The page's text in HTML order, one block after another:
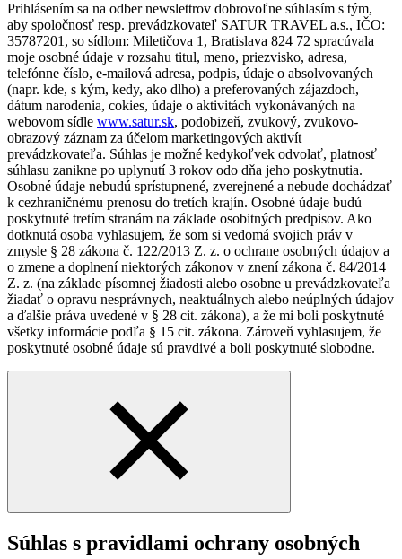
Prihlásením sa na odber newslettrov dobrovoľne súhlasím s tým,
aby spoločnosť resp. prevádzkovateľ SATUR TRAVEL a.s., IČO:
35787201, so sídlom: Miletičova 1, Bratislava 824 72 spracúvala
moje osobné údaje v rozsahu titul, meno, priezvisko, adresa,
telefónne číslo, e-mailová adresa, podpis, údaje o absolvovaných
(napr. kde, s kým, kedy, ako dlho) a preferovaných zájazdoch,
dátum narodenia, cokies, údaje o aktivitách vykonávaných na
webovom sídle www.satur.sk, podobizeň, zvukový, zvukovo-
obrazový záznam za účelom marketingových aktivít
prevádzkovateľa. Súhlas je možné kedykoľvek odvolať, platnosť
súhlasu zanikne po uplynutí 3 rokov odo dňa jeho poskytnutia.
Osobné údaje nebudú sprístupnené, zverejnené a nebude dochádzať
k cezhraničnému prenosu do tretích krajín. Osobné údaje budú
poskytnuté tretím stranám na základe osobitných predpisov. Ako
dotknutá osoba vyhlasujem, že som si vedomá svojich práv v
zmysle § 28 zákona č. 122/2013 Z. z. o ochrane osobných údajov a
o zmene a doplnení niektorých zákonov v znení zákona č. 84/2014
Z. z. (na základe písomnej žiadosti alebo osobne u prevádzkovateľa
žiadať o opravu nesprávnych, neaktuálnych alebo neúplných údajov
a ďalšie práva uvedené v § 28 cit. zákona), a že mi boli poskytnuté
všetky informácie podľa § 15 cit. zákona. Zároveň vyhlasujem, že
poskytnuté osobné údaje sú pravdivé a boli poskytnuté slobodne.
Súhlas s pravidlami ochrany osobných